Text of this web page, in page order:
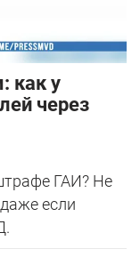
как у
через
ГАИ? Не
если